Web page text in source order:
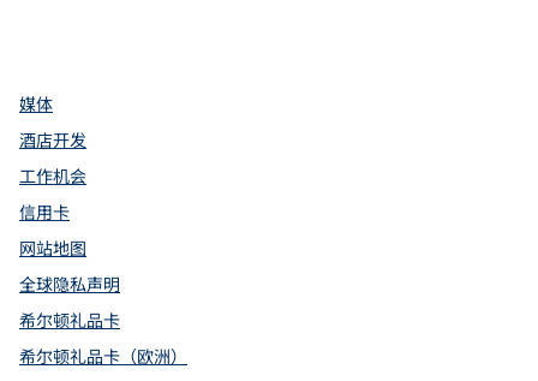
媒体
酒店开发
工作机会
信用卡
网站地图
全球隐私声明
希尔顿礼品卡
希尔顿礼品卡（欧洲）